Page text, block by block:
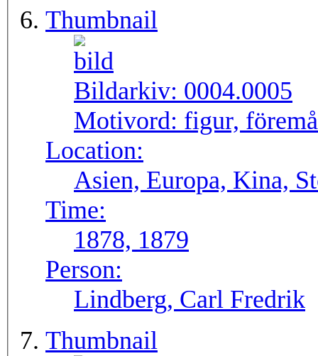
Thumbnail
Bildarkiv: 0004.0005
Motivord: figur,
Location:
Asien, Europa, Kina,
Time:
1878, 1879
Person:
Lindberg, Carl Fredrik
Thumbnail